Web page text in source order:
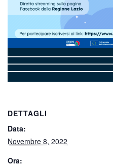
DETTAGLI
Data:
Novembre 8, 2022
Ora: